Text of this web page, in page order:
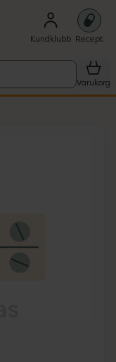
Kundklubb Recept
Varukorg